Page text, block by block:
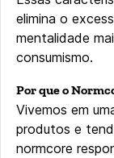
elimina o
mentalidade
consumismo.
Por que o
Vivemos em
produtos e
normcore